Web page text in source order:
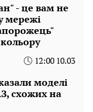
- це вам не
мережі
12:00 10.03
моделі
схожих на